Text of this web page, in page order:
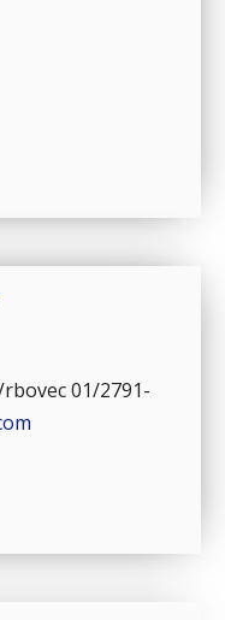
01/2791-